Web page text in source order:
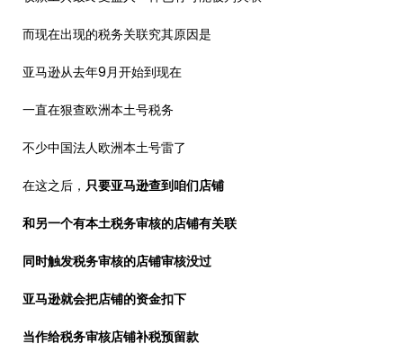
而现在出现的税务关联究其原因是
亚马逊从去年9月开始到现在
一直在狠查欧洲本土号税务
不少中国法人欧洲本土号雷了
在这之后， 只要亚马逊查到咱们店铺
和另一个有本土税务审核的店铺有关联
同时触发税务审核的店铺审核没过
亚马逊就会把店铺的资金扣下
当作给税务审核店铺补税预留款